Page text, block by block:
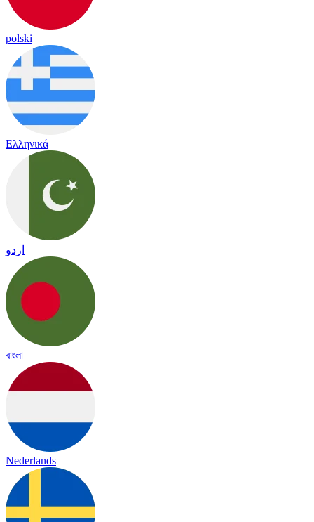
polski
Ελληνικά
اردو
বাংলা
Nederlands